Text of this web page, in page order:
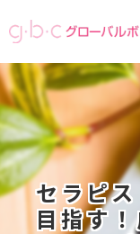
セラピ
目指す